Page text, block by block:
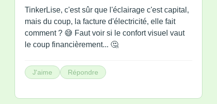
TinkerLise, c'est sûr que l'éclairage c'est capital,
mais du coup, la facture d'électricité, elle fait
comment ? 😅 Faut voir si le confort visuel vaut
le coup financièrement... 🤔
J'aime Répondre